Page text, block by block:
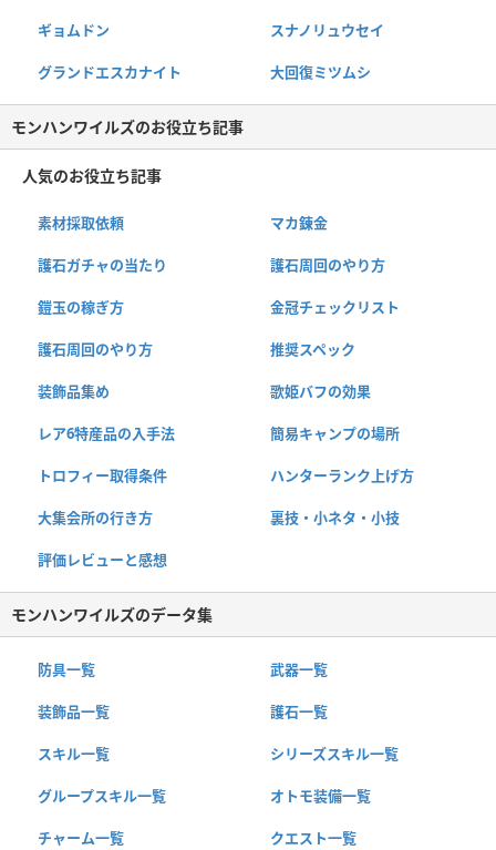
ギョムドン スナノリュウセイ
グランドエスカナイト 大回復ミツムシ
モンハンワイルズのお役立ち記事
人気のお役立ち記事
素材採取依頼 マカ錬金
護石ガチャの当たり 護石周回のやり方
鎧玉の稼ぎ方 金冠チェックリスト
護石周回のやり方 推奨スペック
装飾品集め 歌姫バフの効果
レア6特産品の入手法 簡易キャンプの場所
トロフィー取得条件 ハンターランク上げ方
大集会所の行き方 裏技・小ネタ・小技
評価レビューと感想
モンハンワイルズのデータ集
防具一覧 武器一覧
装飾品一覧 護石一覧
スキル一覧 シリーズスキル一覧
グループスキル一覧 オトモ装備一覧
チャーム一覧 クエスト一覧